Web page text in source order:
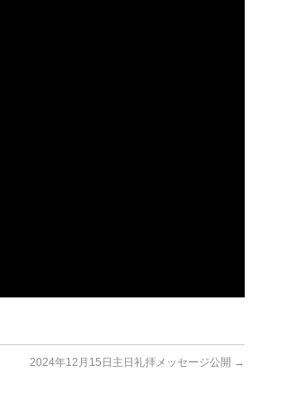
2024年12月15日主日礼拝メッセージ公開 →